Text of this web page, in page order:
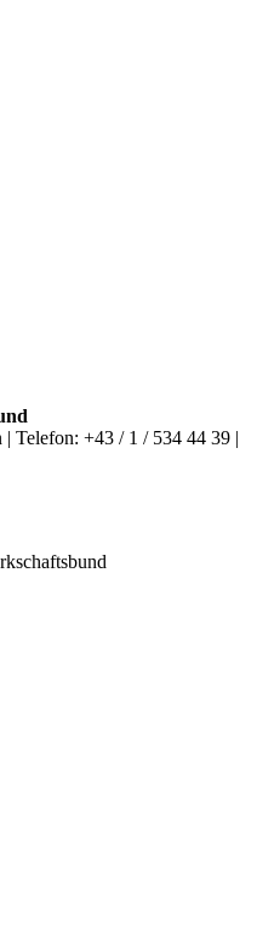
Telefon: +43 / 1 / 534 44 39 |